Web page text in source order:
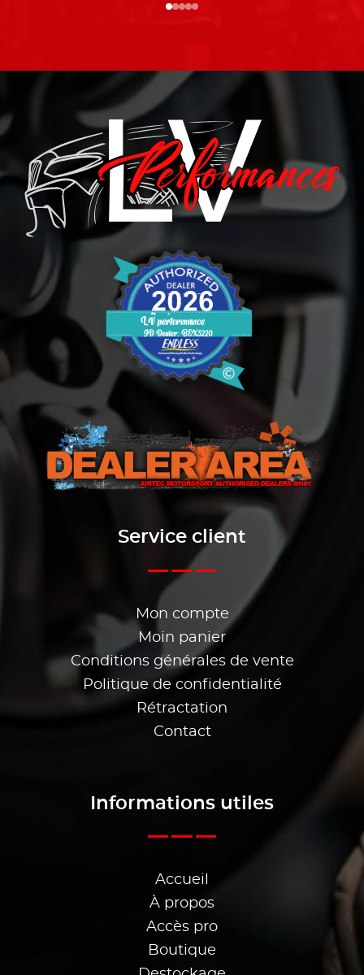
Service client
Mon compte
Moin panier
Conditions générales de vente
Politique de confidentialité
Rétractation
Contact
Informations utiles
Accueil
À propos
Accès pro
Boutique